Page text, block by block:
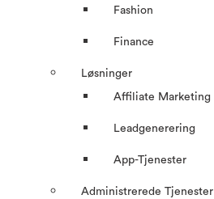
Fashion
Finance
Løsninger
Affiliate Marketing
Leadgenerering
App-Tjenester
Administrerede Tjenester